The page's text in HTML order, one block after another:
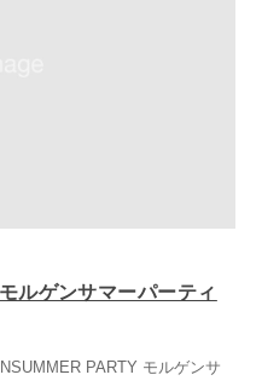
ルゲンサマーパーティ
PARTY モルゲンサ